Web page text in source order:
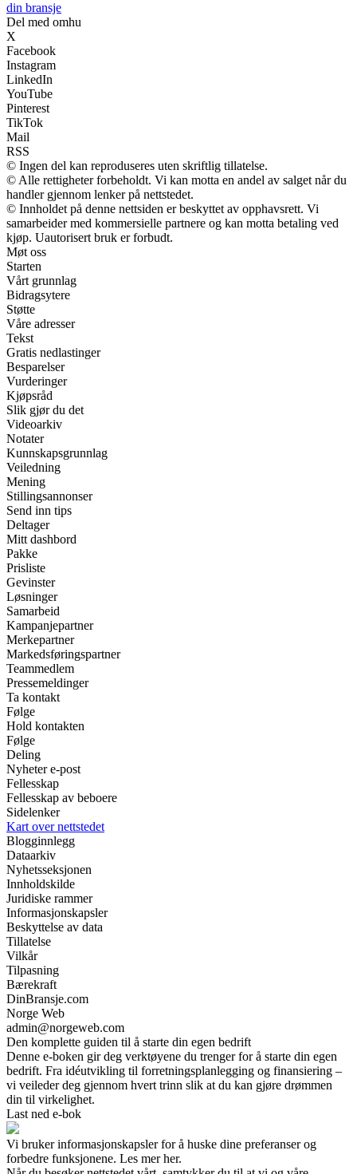
din bransje
Del med omhu
X
Facebook
Instagram
LinkedIn
YouTube
Pinterest
TikTok
Mail
RSS
© Ingen del kan reproduseres uten skriftlig tillatelse.
© Alle rettigheter forbeholdt. Vi kan motta en andel av salget når du
handler gjennom lenker på nettstedet.
© Innholdet på denne nettsiden er beskyttet av opphavsrett. Vi
samarbeider med kommersielle partnere og kan motta betaling ved
kjøp. Uautorisert bruk er forbudt.
Møt oss
Starten
Vårt grunnlag
Bidragsytere
Støtte
Våre adresser
Tekst
Gratis nedlastinger
Besparelser
Vurderinger
Kjøpsråd
Slik gjør du det
Videoarkiv
Notater
Kunnskapsgrunnlag
Veiledning
Mening
Stillingsannonser
Send inn tips
Deltager
Mitt dashbord
Pakke
Prisliste
Gevinster
Løsninger
Samarbeid
Kampanjepartner
Merkepartner
Markedsføringspartner
Teammedlem
Pressemeldinger
Ta kontakt
Følge
Hold kontakten
Følge
Deling
Nyheter e-post
Fellesskap
Fellesskap av beboere
Sidelenker
Kart over nettstedet
Blogginnlegg
Dataarkiv
Nyhetsseksjonen
Innholdskilde
Juridiske rammer
Informasjonskapsler
Beskyttelse av data
Tillatelse
Vilkår
Tilpasning
Bærekraft
DinBransje.com
Norge Web
admin@norgeweb.com
Den komplette guiden til å starte din egen bedrift
Denne e-boken gir deg verktøyene du trenger for å starte din egen
bedrift. Fra idéutvikling til forretningsplanlegging og finansiering –
vi veileder deg gjennom hvert trinn slik at du kan gjøre drømmen
din til virkelighet.
Last ned e-bok
Vi bruker informasjonskapsler for å huske dine preferanser og
forbedre funksjonene. Les mer her.